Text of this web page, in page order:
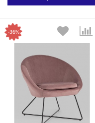
-36%
Выберите количество: